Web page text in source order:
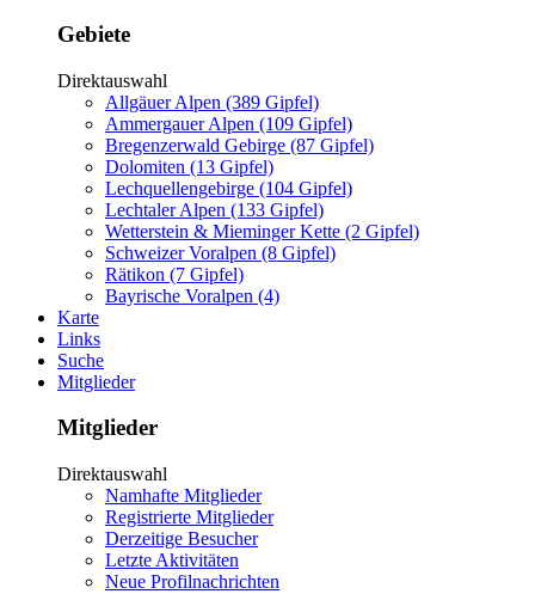
Gebiete
Direktauswahl
Allgäuer Alpen (389 Gipfel)
Ammergauer Alpen (109 Gipfel)
Bregenzerwald Gebirge (87 Gipfel)
Dolomiten (13 Gipfel)
Lechquellengebirge (104 Gipfel)
Lechtaler Alpen (133 Gipfel)
Wetterstein & Mieminger Kette (2 Gipfel)
Schweizer Voralpen (8 Gipfel)
Rätikon (7 Gipfel)
Bayrische Voralpen (4)
Karte
Links
Suche
Mitglieder
Mitglieder
Direktauswahl
Namhafte Mitglieder
Registrierte Mitglieder
Derzeitige Besucher
Letzte Aktivitäten
Neue Profilnachrichten